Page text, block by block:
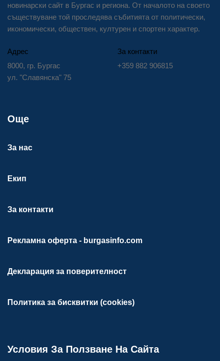
новинарски сайт в Бургас и региона. От началото на своето
съществуване той проследява събитията от политически,
икономически, обществен, културен и спортен характер.
Адрес
8000, гр. Бургас
ул. "Славянска" 75
За контакти
+359 882 906815
Още
За нас
Екип
За контакти
Рекламна оферта - burgasinfo.com
Декларация за поверителност
Политика за бисквитки (cookies)
Условия За Ползване На Сайта